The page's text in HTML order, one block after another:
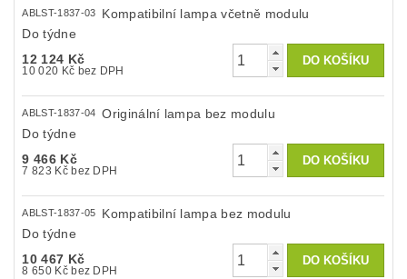
ABLST-1837-03
Kompatibilní lampa včetně modulu
Do týdne
12 124 Kč
10 020 Kč bez DPH
ABLST-1837-04
Originální lampa bez modulu
Do týdne
9 466 Kč
7 823 Kč bez DPH
ABLST-1837-05
Kompatibilní lampa bez modulu
Do týdne
10 467 Kč
8 650 Kč bez DPH